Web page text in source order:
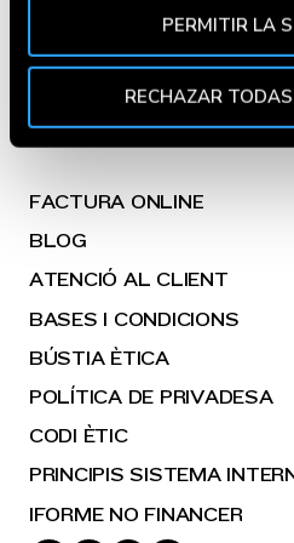
analíticos y para mostrarte
Pincha enPolítica de Cookies
Puedes aceptar todas las
"Rechazar todas las cookies".
en diferentes navegadores.
PERMITIR LA
RECHAZAR
GOIKOCINA
FACTURA ONLINE
BLOG
ATENCIÓ AL CLIENT
BASES I CONDICIONS
BÚSTIA ÈTICA
POLÍTICA DE PRIVADESA
CODI ÈTIC
PRINCIPIS SISTEMA
IFORME NO FINANCER